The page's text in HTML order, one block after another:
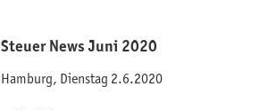
Steuer News Juni 2020
Hamburg, Dienstag 2.6.2020